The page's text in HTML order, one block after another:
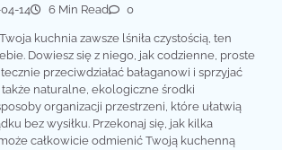
14 6 Min Read 0
kuchnia zawsze lśniła czystością, ten
Dowiesz się z niego, jak codzienne, proste
przeciwdziałać bałaganowi i sprzyjać
także naturalne, ekologiczne środki
organizacji przestrzeni, które ułatwią
bez wysiłku. Przekonaj się, jak kilka
całkowicie odmienić Twoją kuchenną